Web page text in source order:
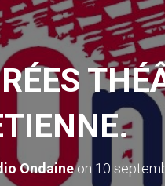
Ondaineon 10